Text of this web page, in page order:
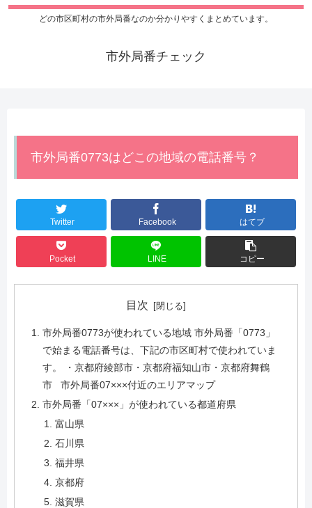
どの市区町村の市外局番なのか分かりやすくまとめています。
市外局番チェック
市外局番0773はどこの地域の電話番号？
Twitter Facebook はてブ
Pocket LINE コピー
目次
市外局番0773が使われている地域 市外局番「0773」
で始まる電話番号は、下記の市区町村で使われていま
す。 ・京都府綾部市・京都府福知山市・京都府舞鶴
市 市外局番07×××付近のエリアマップ
市外局番「07×××」が使われている都道府県
富山県
石川県
福井県
京都府
滋賀県